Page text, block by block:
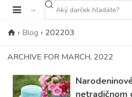
› Blog › 202203
ARCHIVE FOR MARCH, 2022
netradičnom